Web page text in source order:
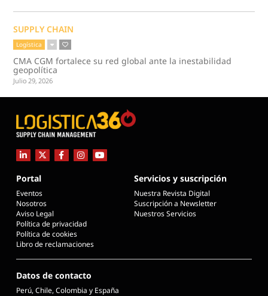
SUPPLY CHAIN
Logística
CMA CGM fortalece su red global ante la inestabilidad
geopolítica
Julio 29, 2026
Portal
Eventos
Nosotros
Aviso Legal
Política de privacidad
Política de cookies
Libro de reclamaciones
Servicios y suscripción
Nuestra Revista Digital
Suscripción a Newsletter
Nuestros Servicios
Datos de contacto
Perú, Chile, Colombia y España